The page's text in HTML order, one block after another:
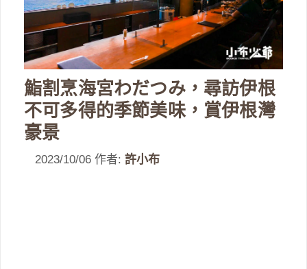
鮨割烹海宮わだつみ，尋訪伊根
不可多得的季節美味，賞伊根灣
豪景
2023/10/06 作者: 許小布